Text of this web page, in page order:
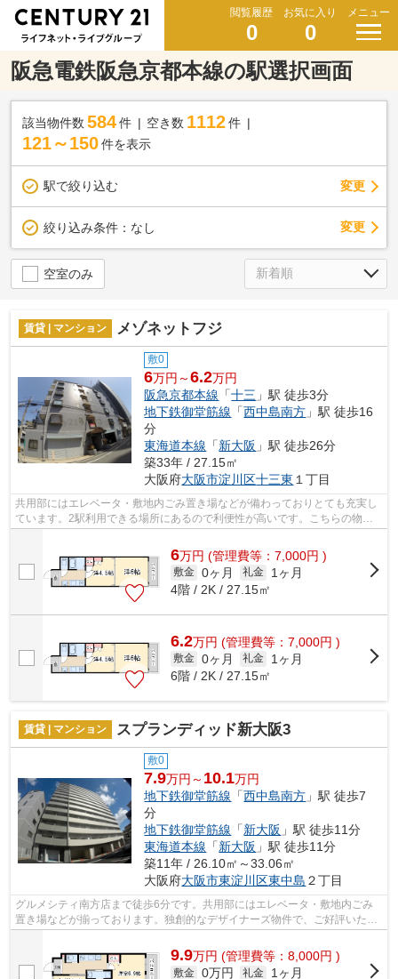
閲覧履歴
0
お気に入り
0
メニュー
阪急電鉄阪急京都本線の駅選択画面
該当物件数 584件 空き数 1112 件
121～150件を表示
駅で絞り込む 変更
絞り込み条件： なし 変更
空室のみ
賃貸 | マンション メゾネットフジ
敷0
6万円～6.2万円
阪急京都本線 「十三 」駅 徒歩3分
地下鉄御堂筋線 「西中島南方 」駅 徒歩16
分
東海道本線 「新大阪 」駅 徒歩26分
築33年 / 27.15㎡
大阪府大阪市淀川区十三東 １丁目
共用部にはエレベータ・敷地内ごみ置き場などが備わっておりとても充実し
ています。2駅利用できる場所にあるので利便性が高いです。こちらの物件
6万円 (管理費等：7,000円 )
敷金 0ヶ月 礼金
1ヶ月
4階 / 2K / 27.15㎡
6.2万円 (管理費等：7,000円 )
敷金 0ヶ月 礼金
1ヶ月
6階 / 2K / 27.15㎡
賃貸 | マンション スプランディッド新大阪3
敷0
7.9万円～ 10.1万円
地下鉄御堂筋線 「西中島南方 」駅 徒歩7
分
地下鉄御堂筋線 「新大阪 」駅 徒歩11分
東海道本線 「新大阪 」駅 徒歩11分
築11年 / 26.10㎡～33.06㎡
大阪府大阪市東淀川区東中島 ２丁目
グルメシティ南方店まで徒歩6分です。共用部にはエレベータ・敷地内ごみ
置き場などが揃っております。独創的なデザイナーズ物件で、ご好評いただ
いています。造りとデザインに関して、...
9.9万円 (管理費等：8,000円 )
敷金 0万円 礼金
1ヶ月